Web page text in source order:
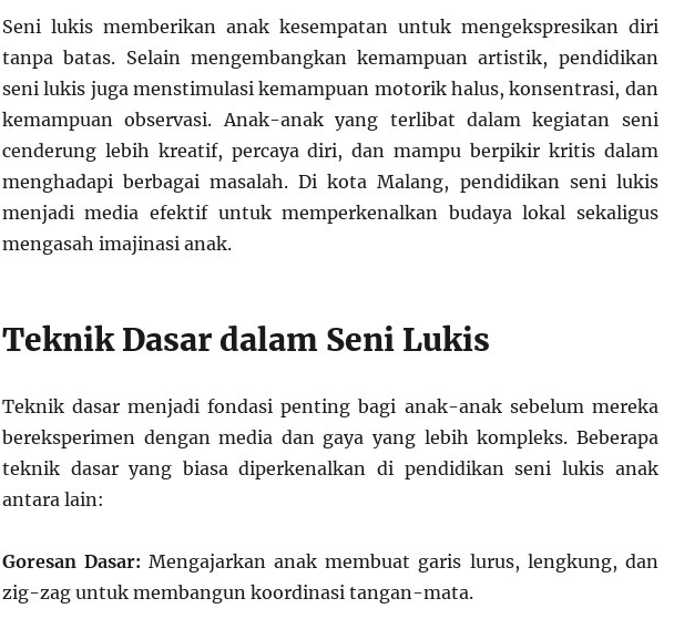
Seni lukis memberikan anak kesempatan untuk mengekspresikan diri
tanpa batas. Selain mengembangkan kemampuan artistik, pendidikan
seni lukis juga menstimulasi kemampuan motorik halus, konsentrasi, dan
kemampuan observasi. Anak-anak yang terlibat dalam kegiatan seni
cenderung lebih kreatif, percaya diri, dan mampu berpikir kritis dalam
menghadapi berbagai masalah. Di kota Malang, pendidikan seni lukis
menjadi media efektif untuk memperkenalkan budaya lokal sekaligus
mengasah imajinasi anak.
Teknik Dasar dalam Seni Lukis
Teknik dasar menjadi fondasi penting bagi anak-anak sebelum mereka
bereksperimen dengan media dan gaya yang lebih kompleks. Beberapa
teknik dasar yang biasa diperkenalkan di pendidikan seni lukis anak
antara lain:
Goresan Dasar: Mengajarkan anak membuat garis lurus, lengkung, dan
zig-zag untuk membangun koordinasi tangan-mata.